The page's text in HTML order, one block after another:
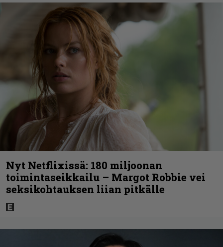
Nyt Netflixissä: 180 miljoonan
toimintaseikkailu – Margot Robbie vei
seksikohtauksen liian pitkälle